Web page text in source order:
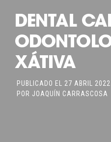
DENTAL
XÁTIVA
PUBLICADO EL 27 ABRIL 2022
POR JOAQUÍN CARRASCOSA